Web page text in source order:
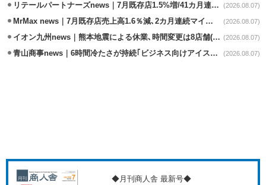
リテールパートナーズnews｜7月既存店1.5%増/41カ月連続増 (2026.08.07)
MrMax news｜7月既存店売上高1.6％減､2カ月連続マイナス (2026.08.07)
イオン九州news｜熊本地震による休業､時間変更は8店舗(8/7時点) (2026.08.07)
青山商事news｜6時間冷たさが持続｢ビジネス向けアイスベスト｣発売 (2026.08.07)
◆月刊商人舎 最新号◆